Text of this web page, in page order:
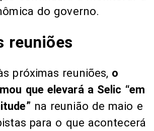
do governo.
reuniões
próximas reuniões, o
que elevará a Selic “em
na reunião de maio e
para o que acontecerá